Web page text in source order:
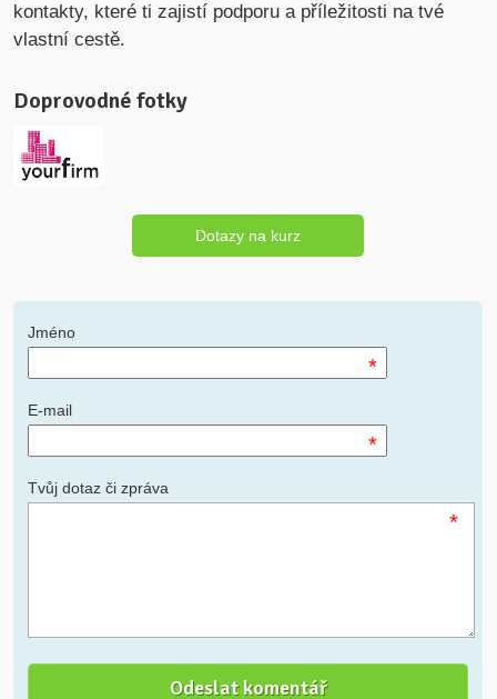
kontakty, které ti zajistí podporu a příležitosti na tvé
vlastní cestě.
Doprovodné fotky
Dotazy na kurz
Jméno
*
E-mail
*
Tvůj dotaz či zpráva
*